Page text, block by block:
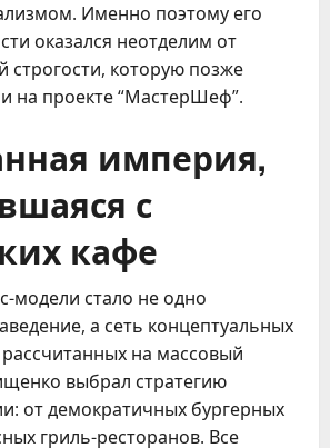
Именно поэтому его
оказался неотделим от
строгости, которую позже
на проекте “МастерШеф”.
империя,
с
кафе
модели стало не одно
а сеть концептуальных
на массовый
выбрал стратегию
от демократичных бургерных
гриль-ресторанов. Все